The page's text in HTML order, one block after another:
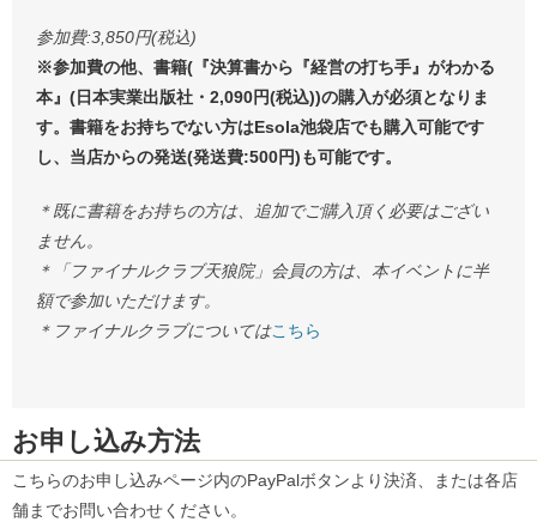
参加費:3,850円(税込)
※参加費の他、書籍(『決算書から『経営の打ち手』がわかる
本』(日本実業出版社・2,090円(税込))の購入が必須となりま
す。書籍をお持ちでない方はEsola池袋店でも購入可能です
し、当店からの発送(発送費:500円)も可能です。
＊既に書籍をお持ちの方は、追加でご購入頂く必要はござい
ません。
＊「ファイナルクラブ天狼院」会員の方は、本イベントに半
額で参加いただけます。
＊ファイナルクラブについてはこちら
お申し込み方法
こちらのお申し込みページ内のPayPalボタンより決済、または各店
舗までお問い合わせください。